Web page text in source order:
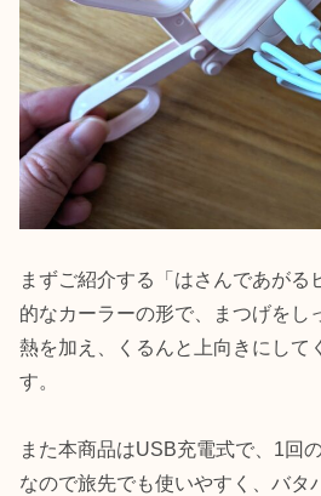
まずご紹介する「はさんであがる
的なカーラーの形で、まつげをし
熱を加え、くるんと上向きにして
す。
また本商品はUSB充電式で、1回
なので旅先でも使いやすく、バタ